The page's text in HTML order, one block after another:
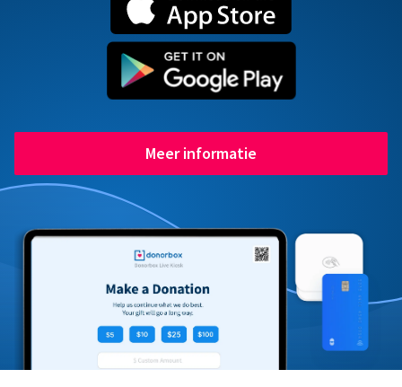
Meer informatie